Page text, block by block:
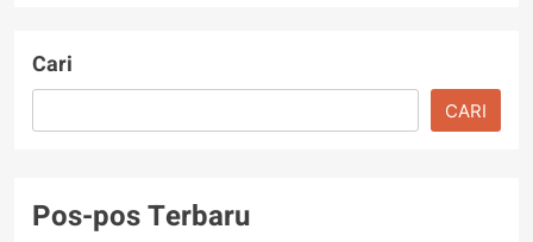
Cari
CARI
Pos-pos Terbaru